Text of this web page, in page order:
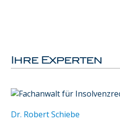
Ihre Experten
Dr. Robert Schiebe